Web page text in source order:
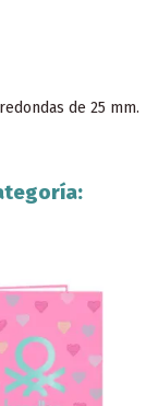
de 25 mm.